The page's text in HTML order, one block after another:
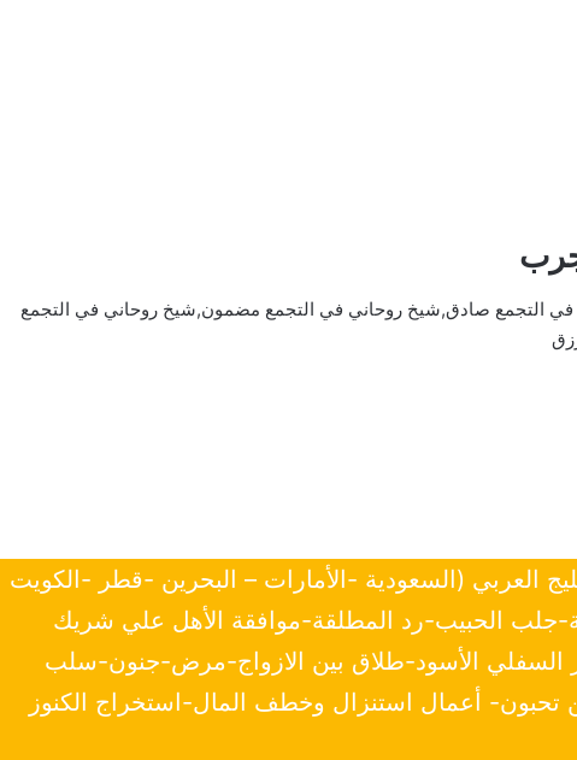
في التجمع صادق,شيخ روحاني في التجمع مضمون,شيخ روحاني في التجمع
العربي (السعودية -الأمارات – البحرين -قطر -الكويت
جلب الحبيب-رد المطلقة-موافقة الأهل علي شريك
السفلي الأسود-طلاق بين الازواج-مرض-جنون-سلب
تحبون- أعمال استنزال وخطف المال-استخراج الكنوز